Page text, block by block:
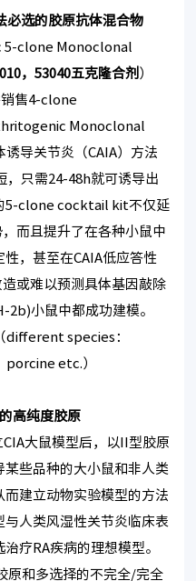
必选的胶原抗体混合物
5-clone Monoclonal
，53040五克隆合剂 ）
售4-clone
Monoclonal
导关节炎（CAIA）方法
，只需24-48h就可诱导出
5-clone cocktail kit不仅延
而且提升了在各种小鼠中
，甚至在CAIA低应答性
或难以预测具体基因敲除
2b)小鼠中都成功建模。
species：
etc.）
高纯度胶原
大鼠模型后，以II型胶原
些品种的大小鼠和非人类
建立动物实验模型的方法
人类风湿性关节炎临床表
疗RA疾病的理想模型。
原和多选择的不完全/完全